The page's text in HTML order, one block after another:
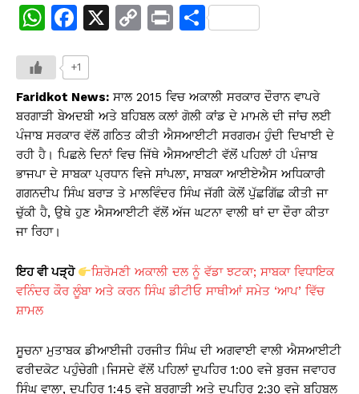
W
at
s
A
p
p
F
c
e
b
o
o
k
X
C
y
Li
n
k
Pr S
e
+1
Faridkot News: ਸਾਲ 2015 ਵਿਚ ਅਕਾਲੀ ਸਰਕਾਰ ਦੌਰਾਨ ਵਾਪਰੇ
ਬਰਗਾੜੀ ਬੇਅਦਬੀ ਅਤੇ ਬਹਿਬਲ ਕਲਾਂ ਗੋਲੀ ਕਾਂਡ ਦੇ ਮਾਮਲੇ ਦੀ ਜਾਂਚ ਲਈ
ਪੰਜਾਬ ਸਰਕਾਰ ਵੱਲੋਂ ਗਠਿਤ ਕੀਤੀ ਐਸਆਈਟੀ ਸਰਗਰਮ ਹੁੰਦੀ ਦਿਖਾਈ ਦੇ
ਰਹੀ ਹੈ। ਪਿਛਲੇ ਦਿਨਾਂ ਵਿਚ ਜਿੱਥੇ ਐਸਆਈਟੀ ਵੱਲੋਂ ਪਹਿਲਾਂ ਹੀ ਪੰਜਾਬ
ਭਾਜਪਾ ਦੇ ਸਾਬਕਾ ਪ੍ਰਧਾਨ ਵਿਜੇ ਸਾਂਪਲਾ, ਸਾਬਕਾ ਆਈਏਐਸ ਅਧਿਕਾਰੀ
ਗਗਨਦੀਪ ਸਿੰਘ ਬਰਾੜ ਤੇ ਮਾਲਵਿੰਦਰ ਸਿੰਘ ਜੱਗੀ ਕੋਲੋਂ ਪੁੱਛਗਿੱਛ ਕੀਤੀ ਜਾ
ਚੁੱਕੀ ਹੈ, ਉਥੇ ਹੁਣ ਐਸਆਈਟੀ ਵੱਲੋਂ ਅੱਜ ਘਟਨਾ ਵਾਲੀ ਥਾਂ ਦਾ ਦੌਰਾ ਕੀਤਾ
ਜਾ ਰਿਹਾ।
ਇਹ ਵੀ ਪੜ੍ਹੋ
ਸ਼ਿਰੋਮਣੀ ਅਕਾਲੀ ਦਲ ਨੂੰ ਵੱਡਾ ਝਟਕਾ; ਸਾਬਕਾ ਵਿਧਾਇਕ
ਵਨਿੰਦਰ ਕੌਰ ਲੂੰਬਾ ਅਤੇ ਕਰਨ ਸਿੰਘ ਡੀਟੀਓ ਸਾਥੀਆਂ ਸਮੇਤ ‘ਆਪ’ ਵਿੱਚ
ਸ਼ਾਮਲ
ਸੂਚਨਾ ਮੁਤਾਬਕ ਡੀਆਈਜੀ ਹਰਜੀਤ ਸਿੰਘ ਦੀ ਅਗਵਾਈ ਵਾਲੀ ਐਸਆਈਟੀ
ਫਰੀਦਕੋਟ ਪਹੁੰਚੇਗੀ।ਜਿਸਦੇ ਵੱਲੋਂ ਪਹਿਲਾਂ ਦੁਪਹਿਰ 1:00 ਵਜੇ ਬੁਰਜ ਜਵਾਹਰ
ਸਿੰਘ ਵਾਲਾ, ਦੁਪਹਿਰ 1:45 ਵਜੇ ਬਰਗਾੜੀ ਅਤੇ ਦੁਪਹਿਰ 2:30 ਵਜੇ ਬਹਿਬਲ